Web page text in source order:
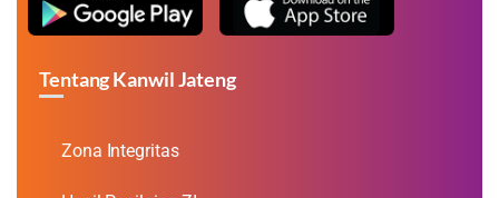
Tentang Kanwil Jateng
Zona Integritas